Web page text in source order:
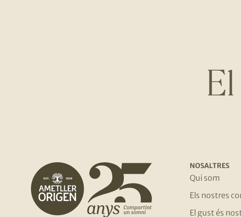
NOSALTRES
Qui som
Els nostres
El gust és